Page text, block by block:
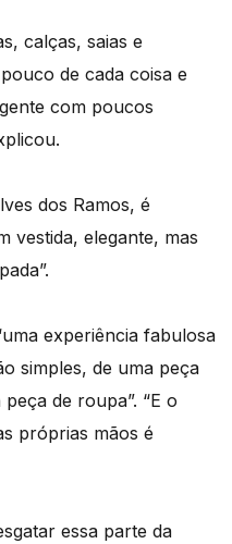
calças, saias e
de cada coisa e
com poucos
dos Ramos, é
vestida, elegante, mas
experiência fabulosa
simples, de uma peça
de roupa”. “E o
próprias mãos é
essa parte da